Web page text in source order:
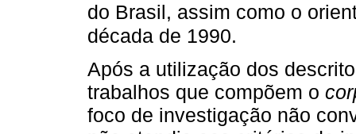
do Brasil, assim como o
década de 1990.
Após a utilização dos
trabalhos que compõem o
foco de investigação não